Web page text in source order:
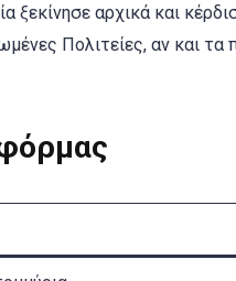
ξεκίνησε αρχικά και
Πολιτείες, αν και